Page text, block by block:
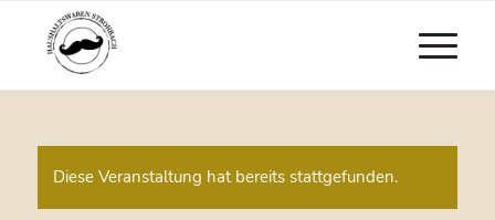
Diese Veranstaltung hat bereits stattgefunden.